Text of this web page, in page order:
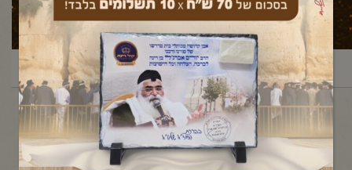
ראשי/עלון לשבת/שמות /וארא
תפריט קטגוריות
פרשת וארא